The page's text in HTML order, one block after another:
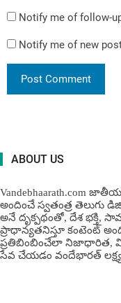
Notify me of follow-
Notify me of new
ABOUT US
Vandebhaarath.com
అందించే స్వతంత్ర తెలుగు
అనే దృక్పథంతో, దేశ
ప్రాధాన్యతనిస్తూ కంటెంట్
ప్రతిబింబించేలా నిజాధారిత,
సేవ చేయడం వందేభార‌త్